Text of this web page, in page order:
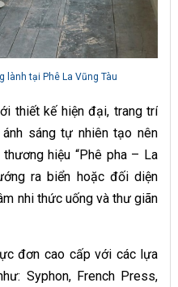
lành tại Phê La Vũng Tàu
thiết kế hiện đại, trang trí
sáng tự nhiên tạo nên
hiệu “Phê pha – La
ra biển hoặc đối diện
nhi thức uống và thư giãn
đơn cao cấp với các lựa
Syphon, French Press,